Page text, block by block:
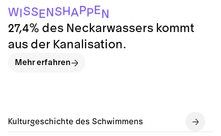
Kulturgeschichte des Schwimmens
WISSENSHAPPE
N
27,4% des Neckarwassers kommt
aus der Kanalisation.
Mehr erfahren